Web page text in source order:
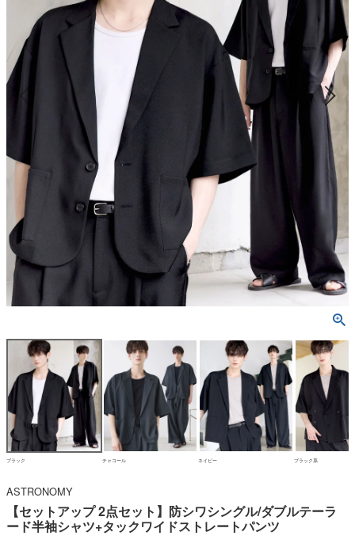
ブラック チャコール ネイビー ブラック系
ASTRONOMY
【セットアップ 2点セット】防シワシングル/ダブルテーラ
ード半袖シャツ+タックワイドストレートパンツ